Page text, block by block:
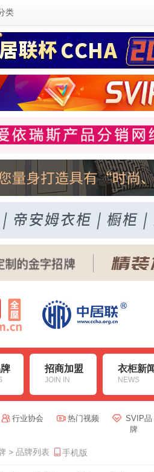
类
招商加盟
JOIN IN
衣柜新
NEWS
行业协会 热门视频
SVIP品
牌
> 品牌列表 手机版